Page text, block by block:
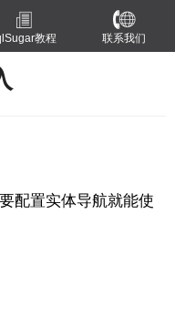
教程 联系我们
配置实体导航就能使